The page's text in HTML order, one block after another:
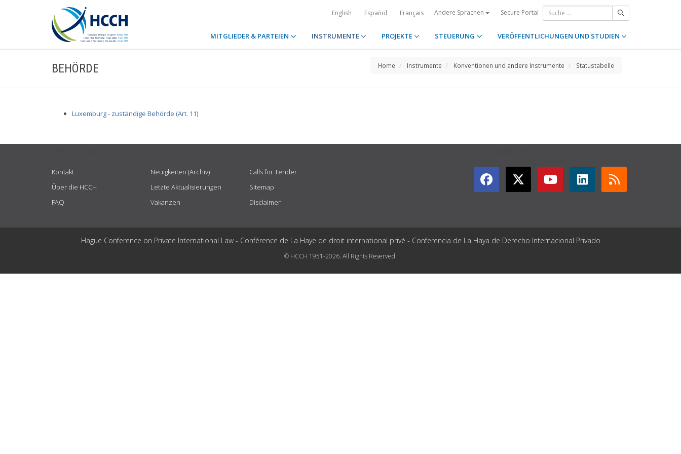
English Español Français Andere Sprachen Secure Portal
MITGLIEDER & PARTEIEN INSTRUMENTE PROJEKTE STEUERUNG VERÖFFENTLICHUNGEN UND STUDIEN
BEHÖRDE Home Instrumente Konventionen und andere Instrumente Statustabelle
Luxemburg - zuständige Behörde (Art. 11)
Kontakt
Über die HCCH
FAQ
Neuigkeiten (Archiv)
Letzte Aktualisierungen
Vakanzen
Calls for Tender
Sitemap
Disclaimer
Hague Conference on Private International Law - Conférence de La Haye de droit international privé - Conferencia de La Haya de Derecho Internacional Privado
© HCCH 1951-2026. All Rights Reserved.